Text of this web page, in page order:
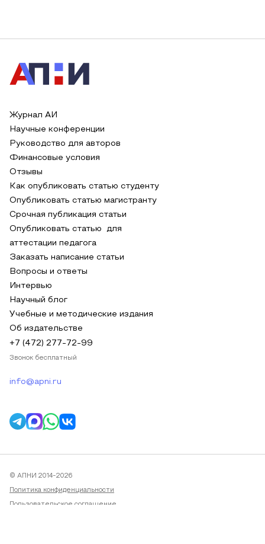
Журнал АИ
Научные конференции
Руководство для авторов
Финансовые условия
Отзывы
Как опубликовать статью студенту
Опубликовать статью магистранту
Срочная публикация статьи
Опубликовать статью для
аттестации педагога
Заказать написание статьи
Вопросы и ответы
Интервью
Научный блог
Учебные и методические издания
Об издательстве
+7 (472) 277-72-99
Звонок бесплатный
info@apni.ru
© АПНИ 2014-2026
Политика конфиденциальности
Пользовательское соглашение